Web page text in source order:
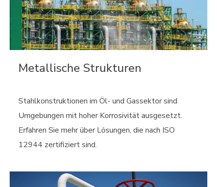
Metallische Strukturen
Stahlkonstruktionen im Öl- und Gassektor sind
Umgebungen mit hoher Korrosivität ausgesetzt.
Erfahren Sie mehr über Lösungen, die nach ISO
12944 zertifiziert sind.